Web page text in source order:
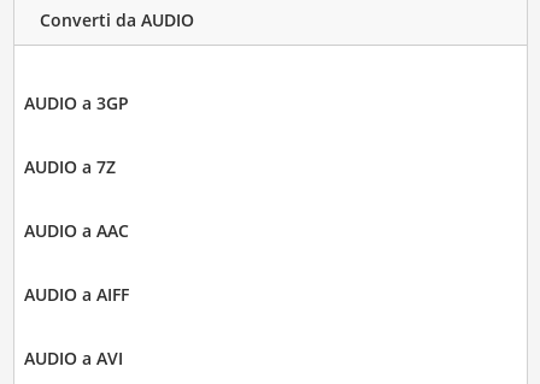
Converti da AUDIO
AUDIO a 3GP
AUDIO a 7Z
AUDIO a AAC
AUDIO a AIFF
AUDIO a AVI